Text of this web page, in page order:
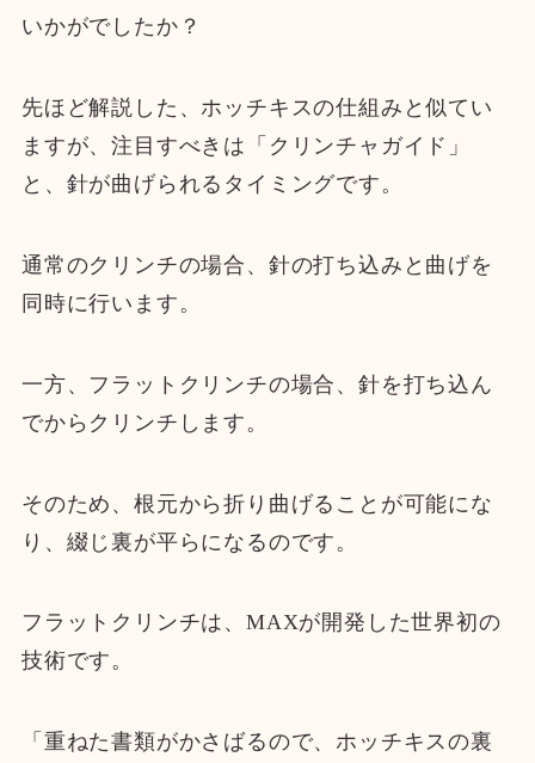
いかがでしたか？
先ほど解説した、ホッチキスの仕組みと似てい
ますが、注目すべきは「クリンチャガイド」
と、針が曲げられるタイミングです。
通常のクリンチの場合、針の打ち込みと曲げを
同時に行います。
一方、フラットクリンチの場合、針を打ち込ん
でからクリンチします。
そのため、根元から折り曲げることが可能にな
り、綴じ裏が平らになるのです。
フラットクリンチは、MAXが開発した世界初の
技術です。
「重ねた書類がかさばるので、ホッチキスの裏